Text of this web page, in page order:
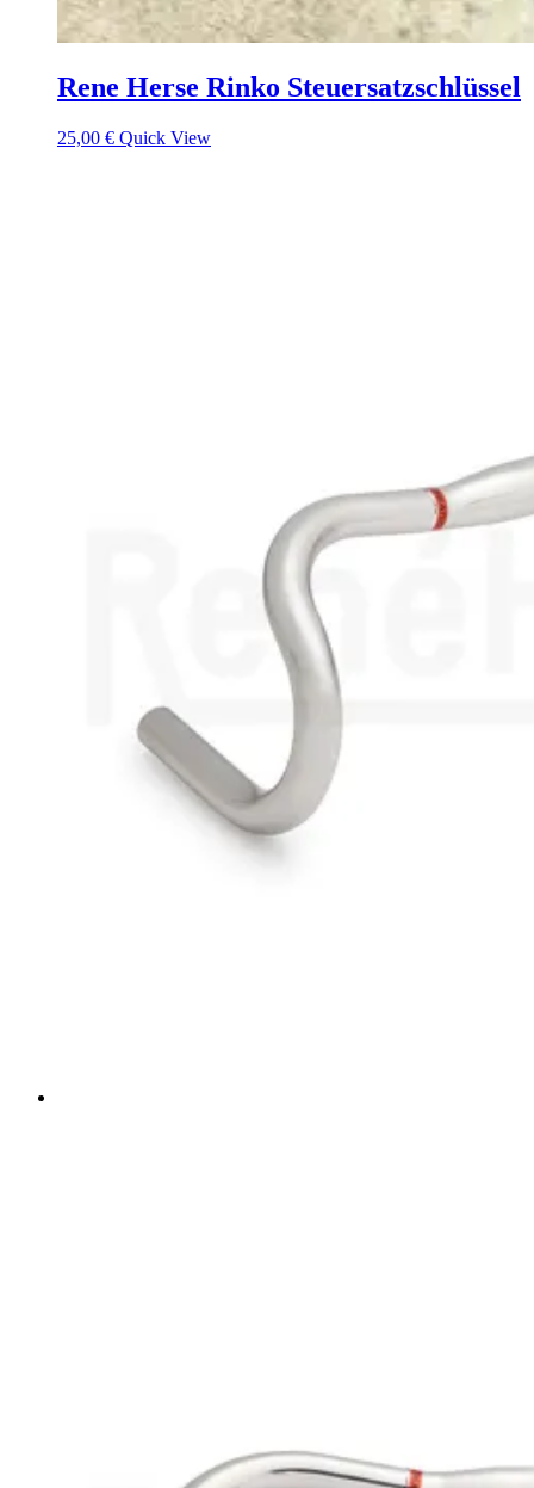
Rene Herse Rinko Steuersatzschlüssel
25,00 € Quick View